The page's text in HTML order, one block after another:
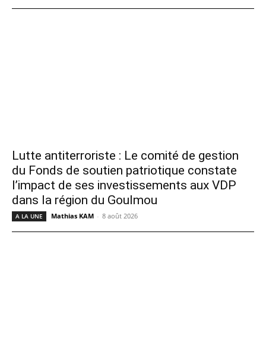
Lutte antiterroriste : Le comité de gestion
du Fonds de soutien patriotique constate
l’impact de ses investissements aux VDP
dans la région du Goulmou
A LA UNE Mathias KAM - 8 août 2026